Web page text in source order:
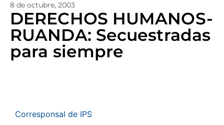
8 de octubre, 2003
DERECHOS HUMANOS-
RUANDA: Secuestradas
para siempre
Corresponsal de IPS